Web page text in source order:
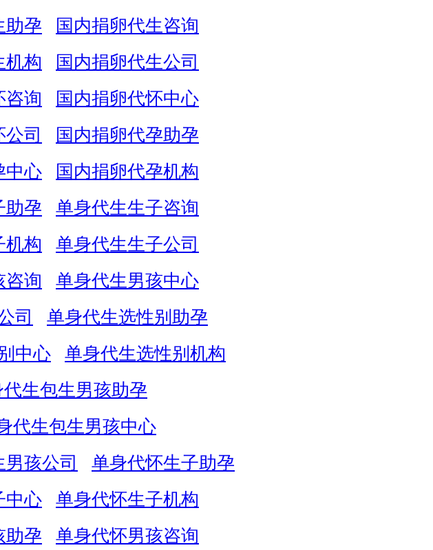
助孕
国内捐卵代生咨询
机构
国内捐卵代生公司
咨询
国内捐卵代怀中心
司
国内捐卵代孕助孕
中心
国内捐卵代孕机构
助孕
单身代生生子咨询
机构
单身代生生子公司
咨询
单身代生男孩中心
司
单身代生选性别助孕
中心
单身代生选性别机构
生包生男孩助孕
代生包生男孩中心
孩公司
单身代怀生子助孕
中心
单身代怀生子机构
助孕 单身代怀男孩咨询